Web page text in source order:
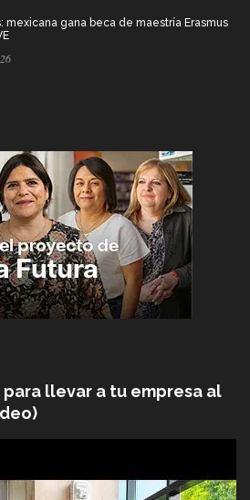
mexicana gana beca de maestría Erasmus
llevar a tu empresa al